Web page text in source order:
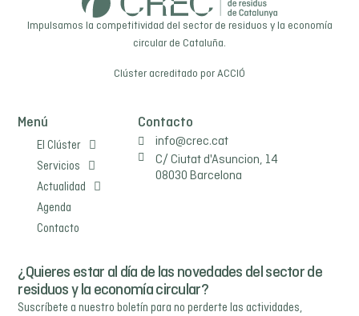
Impulsamos la competitividad del sector de residuos y la economía
circular de Cataluña.
Clúster acreditado porACCIÓ
Menú
El Clúster
Servicios
Actualidad
Agenda
Contacto
Contacto
info@crec.cat
C/ Ciutat d'Asuncion, 14
08030 Barcelona
¿Quieres estar al día de las novedades del sector de
residuos y la economía circular?
Suscríbete a nuestro boletín para no perderte las actividades,